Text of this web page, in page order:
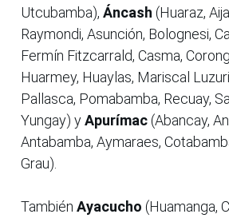
Utcubamba), Áncash (Huaraz,
Raymondi, Asunción, Bolognesi,
Fermín Fitzcarrald, Casma,
Huarmey, Huaylas, Mariscal
Pallasca, Pomabamba, Recuay,
Yungay) yApurímac (Abancay,
Antabamba, Aymaraes,
Grau).
También Ayacucho (Huamanga,